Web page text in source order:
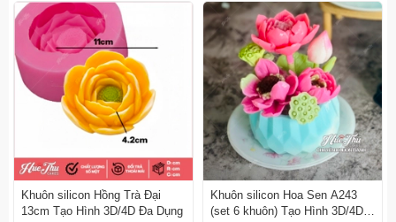
Khuôn silicon Hồng Trà Đại
13cm Tạo Hình 3D/4D Đa Dụng
Khuôn silicon Hoa Sen A243
(set 6 khuôn) Tạo Hình 3D/4D